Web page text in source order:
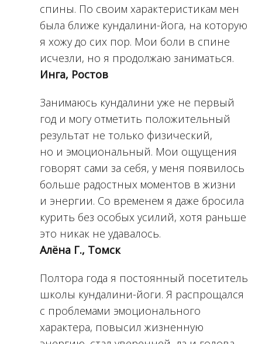
спины. По своим характеристикам мен
была ближе кундалини-йога, на которую
я хожу до сих пор. Мои боли в спине
исчезли, но я продолжаю заниматься.
Инга, Ростов
Занимаюсь кундалини уже не первый
год и могу отметить положительный
результат не только физический,
но и эмоциональный. Мои ощущения
говорят сами за себя, у меня появилось
больше радостных моментов в жизни
и энергии. Со временем я даже бросила
курить без особых усилий, хотя раньше
это никак не удавалось.
Алёна Г., Томск
Полтора года я постоянный посетитель
школы кундалини-йоги. Я распрощался
с проблемами эмоционального
характера, повысил жизненную